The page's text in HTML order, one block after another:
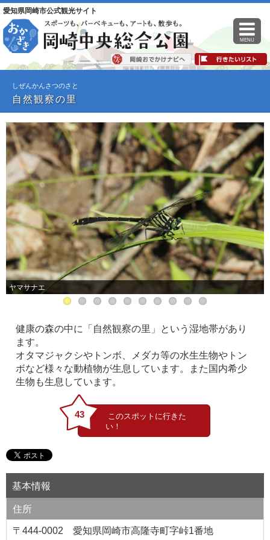
愛知県岡崎市公式観光サイト
MENU
しぜんかんさつのさと
自然観察の里
ヤマサナエ
健康の森の中に「自然観察の里」という湿地帯があり
ます。
オタマジャクシやトンボ、メダカ等の水生生物やトン
ボなど様々な動植物が生息しています。また国内希少
生物も生息しています。
43
基本情報
住所
〒444-0002 愛知県岡崎市高隆寺町字峠1番地